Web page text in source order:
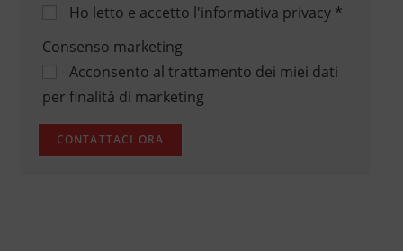
Ho letto e accetto l'informativa privacy*
Consenso marketing
Acconsento al trattamento dei miei dati
per finalità di marketing